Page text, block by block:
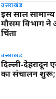
उत्तराखंड
इस साल
मौसम विभाग ने
चिंता
उत्तराखंड
दिल्ली-देहरादून
का संचालन शुरू;